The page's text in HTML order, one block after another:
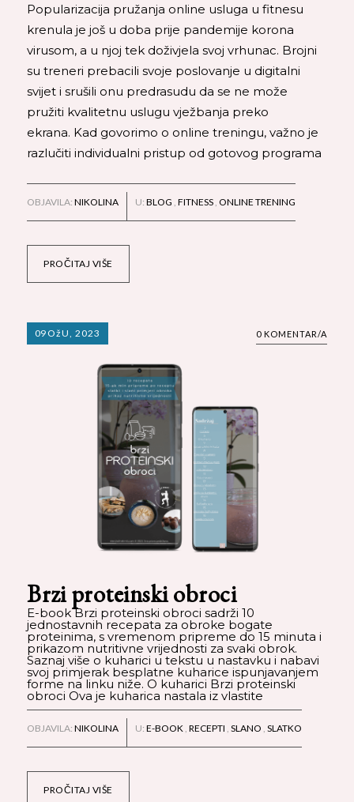
Popularizacija pružanja online usluga u fitnesu
krenula je još u doba prije pandemije korona
virusom, a u njoj tek doživjela svoj vrhunac. Brojni
su treneri prebacili svoje poslovanje u digitalni
svijet i srušili onu predrasudu da se ne može
pružiti kvalitetnu uslugu vježbanja preko
ekrana. Kad govorimo o online treningu, važno je
razlučiti individualni pristup od gotovog programa
PROČITAJ VIŠE
OBJAVILA: NIKOLINA U: BLOG FITNESS ONLINE TRENING
09 OžU, 2023 0 KOMENTAR/A
Brzi proteinski obroci
E-book Brzi proteinski obroci sadrži 10
jednostavnih recepata za obroke bogate
proteinima, s vremenom pripreme do 15 minuta i
prikazom nutritivne vrijednosti za svaki obrok.
Saznaj više o kuharici u tekstu u nastavku i nabavi
svoj primjerak besplatne kuharice ispunjavanjem
forme na linku niže. O kuharici Brzi proteinski
obroci Ova je kuharica nastala iz vlastite
PROČITAJ VIŠE
OBJAVILA: NIKOLINA U: E-BOOK RECEPTI SLANO SLATKO